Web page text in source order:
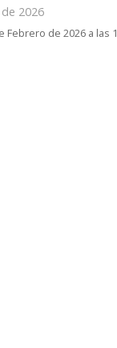
2026
Febrero de 2026 a las